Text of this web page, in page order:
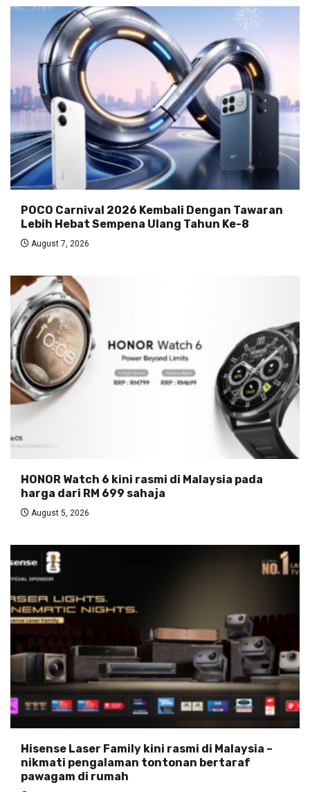
POCO Carnival 2026 Kembali Dengan Tawaran
Lebih Hebat Sempena Ulang Tahun Ke-8
August 7, 2026
HONOR Watch 6 kini rasmi di Malaysia pada
harga dari RM 699 sahaja
August 5, 2026
Hisense Laser Family kini rasmi di Malaysia –
nikmati pengalaman tontonan bertaraf
pawagam di rumah